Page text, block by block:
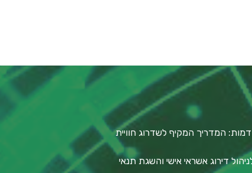
המדריך המקיף לשדרוג חוויית
דירוג אשראי אישי והשגת תנאי